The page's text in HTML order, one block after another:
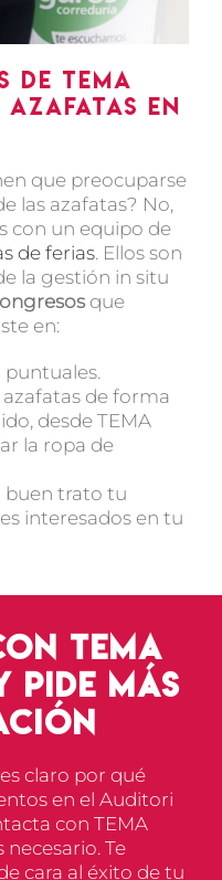
TEMA
en
que preocuparse
las azafatas? No,
con un equipo de
de ferias. Ellos son
la gestión in situ
que
en:
puntuales.
de forma
desde TEMA
la ropa de
buen trato tu
interesados en tu
TEMA
más
claro por qué
en el Auditori
con TEMA
Te
cara al éxito de tu